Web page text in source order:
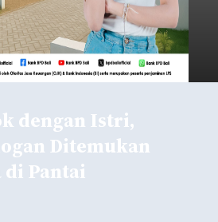
dengan Istri,
Ditemukan
di Pantai